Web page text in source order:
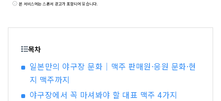
본 서비스에는 스폰서 광고가 포함되어 있습니다.
목차
일본만의 야구장 문화｜맥주 판매원·응원 문화·현
지 맥주까지
야구장에서 꼭 마셔봐야 할 대표 맥주 4가지